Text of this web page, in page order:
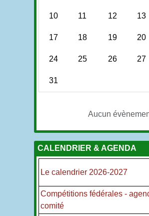
10 11 12 13
17 18 19 20
24 25 26 27
31
Aucun
CALENDRIER & AGENDA
Le calendrier 2026-2027
Compétitions fédérales -
comité